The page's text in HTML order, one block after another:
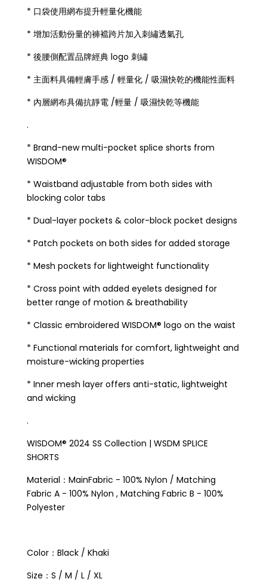
* 口袋使用網布提升輕量化機能
* 增加活動份量的褲襠跨片加入刺繡透氣孔
* 後腰側配置品牌經典 logo 刺繡
* 主面料具備輕膚手感 / 輕量化 / 吸濕快乾的機能性面料
* 內層網布具備抗靜電 /輕量 / 吸濕快乾等機能
.
* Brand-new multi-pocket splice shorts from
WISDOM®
* Waistband adjustable from both sides with
blocking color tabs
* Dual-layer pockets & color-block pocket designs
* Patch pockets on both sides for added storage
* Mesh pockets for lightweight functionality
* Cross point with added eyelets designed for
better range of motion & breathability
* Classic embroidered WISDOM® logo on the waist
* Functional materials for comfort, lightweight and
moisture-wicking properties
* Inner mesh layer offers anti-static, lightweight
and wicking
.
WISDOM® 2024 SS Collection | WSDM SPLICE
SHORTS
Material：MainFabric - 100% Nylon / Matching
Fabric A - 100% Nylon , Matching Fabric B - 100%
Polyester
Color：Black / Khaki
Size：S / M / L / XL